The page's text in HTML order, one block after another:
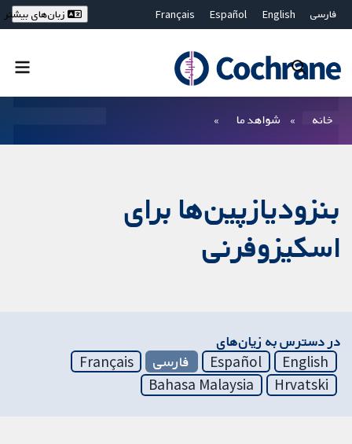
فارسی English
Español
Français
Bahasa Malaysia
ไทย
繁體中文
زبان‌های بیشتر
خانه شواهد ما
بنزودیازپین‌ها برای
اسکیزوفرنی
در دسترس به زیان‌های
English
Español فارسی
Français
Hrvatski
Bahasa Malaysia